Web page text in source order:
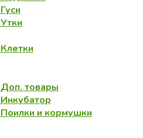
Гуси
Утки
Клетки
Доп. товары
Инкубатор
Поилки и кормушки